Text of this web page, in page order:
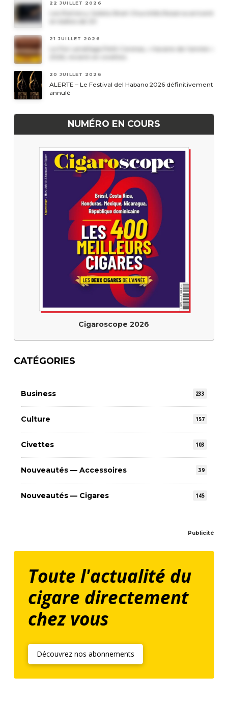
22 JUILLET 2026
21 JUILLET 2026
Le Por Larrañaga Petit Coronas, « havane de l’année »
20 JUILLET 2026
ALERTE – Le Festival del Habano 2026 définitivement
annulé
NUMÉRO EN COURS
Cigaroscope 2026
CATÉGORIES
Business 233
Culture 157
Civettes 103
Nouveautés — Accessoires 39
Nouveautés — Cigares 145
Publicité
Toute l'actualité du
cigare directement
chez vous
Découvrez nos abonnements